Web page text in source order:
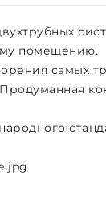
помещению.
самых